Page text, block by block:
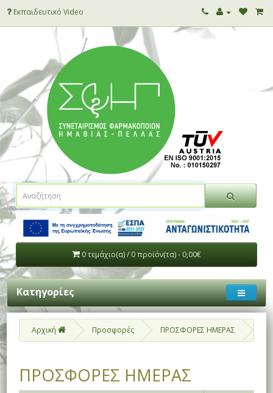
Εκπαιδευτικό Video
0 τεμάχιο(α) / 0 προϊόν(τα) - 0,00€
Κατηγορίες
Αρχική Προσφορές ΠΡΟΣΦΟΡΕΣ ΗΜΕΡΑΣ
ΠΡΟΣΦΟΡΕΣ ΗΜΕΡΑΣ